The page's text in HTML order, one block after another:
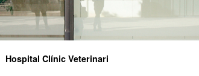
Hospital Clínic Veterinari